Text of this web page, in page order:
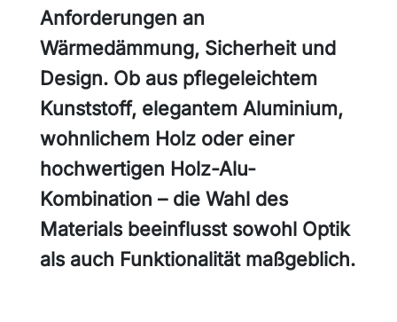
Anforderungen an
Wärmedämmung, Sicherheit und
Design. Ob aus pflegeleichtem
Kunststoff, elegantem Aluminium,
wohnlichem Holz oder einer
hochwertigen Holz-Alu-
Kombination – die Wahl des
Materials beeinflusst sowohl Optik
als auch Funktionalität maßgeblich.